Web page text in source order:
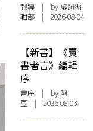
報導 | by 虛詞編
輯部 | 2026-08-04
【新書】《賣
書者言》編輯
序
書序 | by 阿
豆 | 2026-08-03